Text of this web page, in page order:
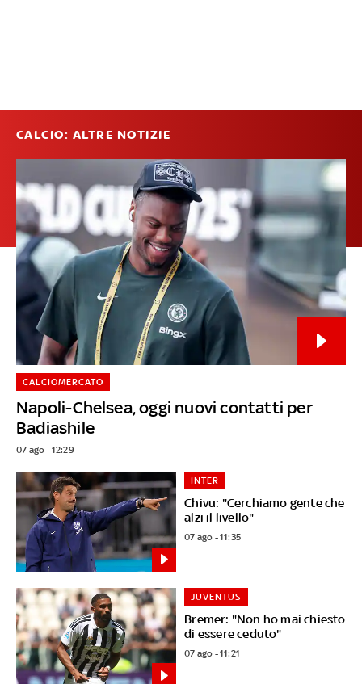
CALCIO: ALTRE NOTIZIE
Napoli-Chelsea, oggi nuovi contatti per
Badiashile
CALCIOMERCATO
07 ago - 12:29
Chivu: "Cerchiamo gente che
alzi il livello"
INTER
07 ago - 11:35
Bremer: "Non ho mai chiesto
di essere ceduto"
JUVENTUS
07 ago - 11:21